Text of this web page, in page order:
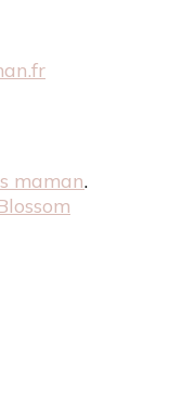
maman.